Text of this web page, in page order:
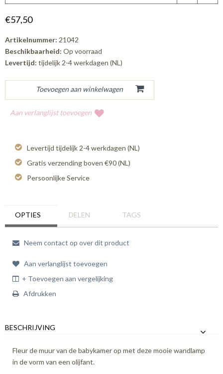
€57,50
Artikelnummer: 21042
Beschikbaarheid: Op voorraad
Levertijd: tijdelijk 2-4 werkdagen (NL)
Aan verlanglijst toevoegen
Levertijd tijdelijk 2-4 werkdagen (NL)
Gratis verzending boven €90 (NL)
Persoonlijke Service
OPTIES DELEN TAGS
Neem contact op over dit product
Aan verlanglijst toevoegen
+ Toevoegen aan vergelijking
Afdrukken
BESCHRIJVING
Fleur de muur van de babykamer op met deze mooie wandlamp
in de vorm van een olijfant.